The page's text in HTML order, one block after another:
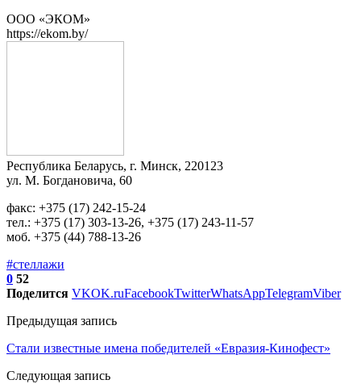
ООО «ЭКОМ»
https://ekom.by/
Республика Беларусь, г. Минск, 220123
ул. М. Богдановича, 60
факс: +375 (17) 242-15-24
тел.: +375 (17) 303-13-26, +375 (17) 243-11-57
моб. +375 (44) 788-13-26
#стеллажи
0 52
Поделится VKOK.ruFacebookTwitterWhatsAppTelegramViber
Предыдущая запись
Стали известные имена победителей «Евразия-Кинофест»
Следующая запись